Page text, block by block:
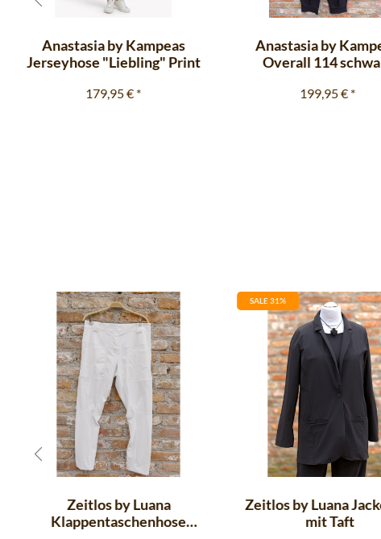
Anastasia by Kampeas
Jerseyhose "Liebling" Print
179,95 € *
Anastasia by
Overall 114
199,95 € *
Zeitlos by Luana
Klappentaschenhose
SALE 31%
Zeitlos by Luana
mit Taft